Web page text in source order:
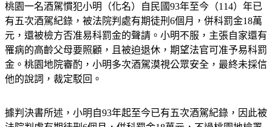
桃園一名酒駕慣犯小明（化名）自民國93年至今（114）年已
有五次酒駕紀錄，被法院判處有期徒刑6個月，併科罰金18萬
元，還被檢方否准易科罰金的聲請。小明不服，主張自家還有
罹病的高齡父母要照顧，且被迫退休，期望法官可准予易科罰
金。桃園地院審酌，小明多次酒駕漠視公眾安全，最終未採信